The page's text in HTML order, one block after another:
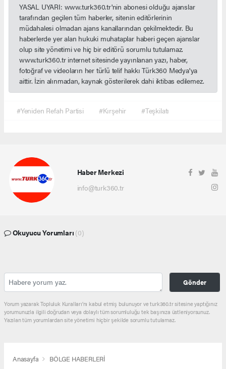
YASAL UYARI: www.turk360.tr'nin abonesi olduğu ajanslar
tarafından geçilen tüm haberler, sitenin editörlerinin
müdahalesi olmadan ajans kanallarından çekilmektedir. Bu
haberlerde yer alan hukuki muhataplar haberi geçen ajanslar
olup site yönetimi ve hiç bir editörü sorumlu tutulamaz.
www.turk360.tr internet sitesinde yayınlanan yazı, haber,
fotoğraf ve videoların her türlü telif hakkı Türk360 Medya'ya
aittir. İzin alınmadan, kaynak gösterilerek dahi iktibas edilemez.
#Yeniden Refah Partisi #Kırşehir #Teşkilatı
Haber Merkezi
info@turk360.tr
Okuyucu Yorumları (0)
Gönder
Yorum yazarak Topluluk Kuralları’nı kabul etmiş bulunuyor ve turk360.tr sitesine yaptığınız
yorumunuzla ilgili doğrudan veya dolaylı tüm sorumluluğu tek başınıza üstleniyorsunuz.
Yazılan tüm yorumlardan site yönetimi hiçbir şekilde sorumlu tutulamaz.
Anasayfa BÖLGE HABERLERİ